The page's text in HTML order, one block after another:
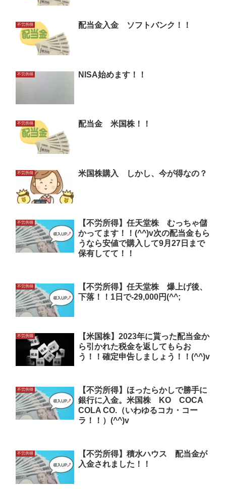
不労所得 配当金入金 ソフトバンク！！
不労所得 NISA始めます！！
不労所得 配当金 米国株！！
不労所得 米国株購入 しかし、今が得なの？
不労所得
【不労所得】任天堂株 むっちゃ儲
かってます！！(^^)v次の配当金もら
うなら安値で購入して9月27日まで
保有してて！！
不労所得
【不労所得】任天堂株 爆上げ後、
下落！！1日で-29,000円(^^;
不労所得
【米国株】2023年に貰った配当金か
ら引かれた税金を返してもらお
う！！確定申告しましょう！！(^^)v
不労所得
【不労所得】ほったらかしで勝手に
銀行に入金。米国株 KO COCA
COLA CO.（いわゆるコカ・コー
ラ！！）(^^)v
不労所得
【不労所得】積水ハウス 配当金が
入金されました！！